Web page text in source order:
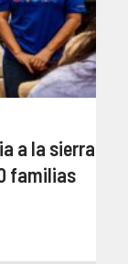
a la sierra
familias